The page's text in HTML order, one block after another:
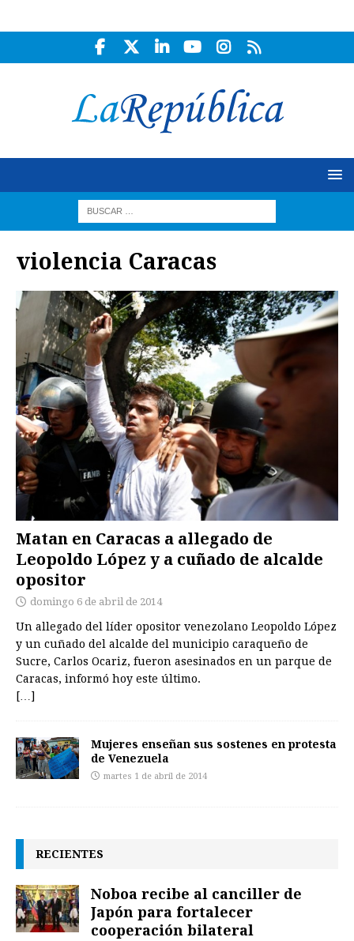
violencia Caracas
Matan en Caracas a allegado de
Leopoldo López y a cuñado de alcalde
opositor
domingo 6 de abril de 2014
Un allegado del líder opositor venezolano Leopoldo López
y un cuñado del alcalde del municipio caraqueño de
Sucre, Carlos Ocariz, fueron asesinados en un parque de
Caracas, informó hoy este último.
[…]
Mujeres enseñan sus sostenes en protesta
de Venezuela
martes 1 de abril de 2014
RECIENTES
Noboa recibe al canciller de
Japón para fortalecer
cooperación bilateral